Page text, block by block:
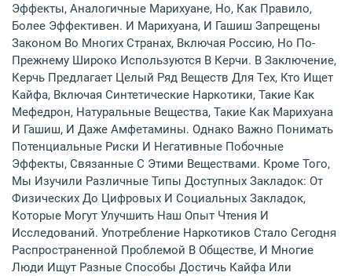
Эффекты, Аналогичные Марихуане, Но, Как Правило,
Более Эффективен. И Марихуана, И Гашиш Запрещены
Законом Во Многих Странах, Включая Россию, Но По-
Прежнему Широко Используются В Керчи. В Заключение,
Керчь Предлагает Целый Ряд Веществ Для Тех, Кто Ищет
Кайфа, Включая Синтетические Наркотики, Такие Как
Мефедрон, Натуральные Вещества, Такие Как Марихуана
И Гашиш, И Даже Амфетамины. Однако Важно Понимать
Потенциальные Риски И Негативные Побочные
Эффекты, Связанные С Этими Веществами. Кроме Того,
Мы Изучили Различные Типы Доступных Закладок: От
Физических До Цифровых И Социальных Закладок,
Которые Могут Улучшить Наш Опыт Чтения И
Исследований. Употребление Наркотиков Стало Сегодня
Распространенной Проблемой В Обществе, И Многие
Люди Ищут Разные Способы Достичь Кайфа Или